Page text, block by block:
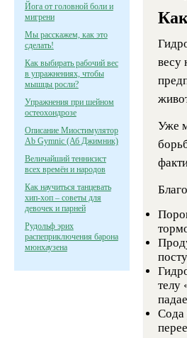
Йога от головной боли и
мигрени
Мы расскажем, как это
сделать!
Как выбирать рабочий вес
в упражнениях, чтобы
мышцы росли?
Упражнения при шейном
остеохондрозе
Описание Миостимулятор
Ab Gymnic (Аб Джимник)
Величайший теннисист
всех времён и народов
Как научиться танцевать
хип-хоп – советы для
девочек и парней
Рудольф эрих
распеприключения барона
мюнхаузена
весу
Уже
телу
Сода